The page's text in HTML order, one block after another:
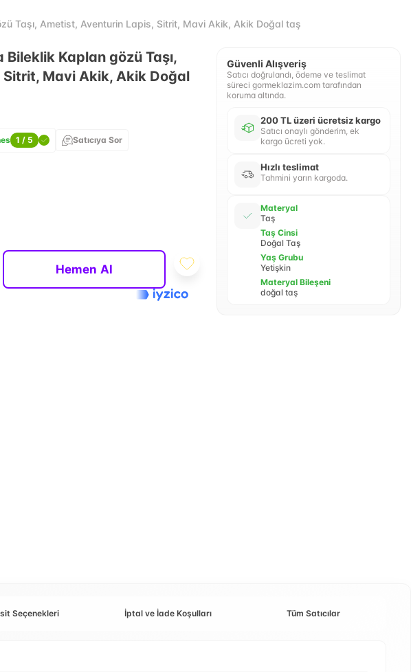
Taşı, Ametist, Aventurin Lapis, Sitrit, Mavi Akik, Akik Doğal taş
Bileklik Kaplan gözü Taşı,
Mavi Akik, Akik Doğal
1 / 5 Satıcıya Sor
Hemen Al
Güvenli Alışveriş
Satıcı doğrulandı, ödeme ve teslimat
süreci gormeklazim.com tarafından
koruma altında.
200 TL üzeri ücretsiz kargo
Satıcı onaylı gönderim, ek
kargo ücreti yok.
Hızlı teslimat
Tahmini yarın kargoda.
Materyal
Taş
Taş Cinsi
Doğal Taş
Yaş Grubu
Yetişkin
Materyal Bileşeni
doğal taş
Seçenekleri İptal ve İade Koşulları Tüm Satıcılar